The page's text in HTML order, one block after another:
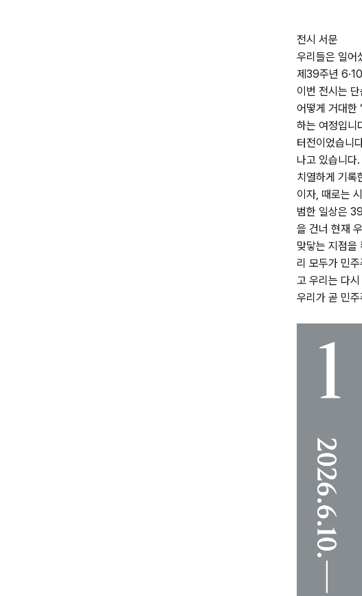
전시 서문
우리들은 일어
제39주년
이번 전시는
어떻게 거대한
하는 여정입니
터전이었습니
나고 있습니다
치열하게 기록
이자, 때로는
범한 일상은
을 건너 현재
맞닿는 지점을
리 모두가 민
고 우리는 다
우리가 곧 민